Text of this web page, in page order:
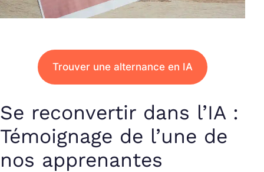
Trouver une alternance en IA
Se reconvertir dans l’IA :
Témoignage de l’une de
nos apprenantes